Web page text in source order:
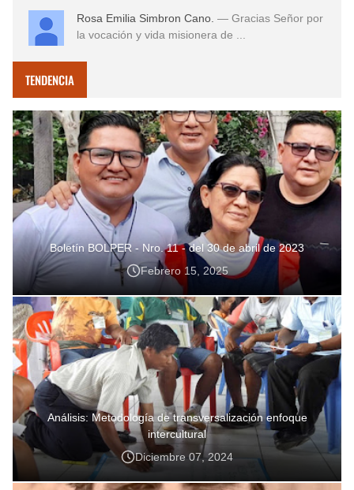
Rosa Emilia Simbron Cano. — Gracias Señor por
la vocación y vida misionera de ...
TENDENCIA
Boletín BOLPER - Nro. 11 - del 30 de abril de 2023
Febrero 15, 2025
Análisis: Metodología de transversalización enfoque
intercultural
Diciembre 07, 2024